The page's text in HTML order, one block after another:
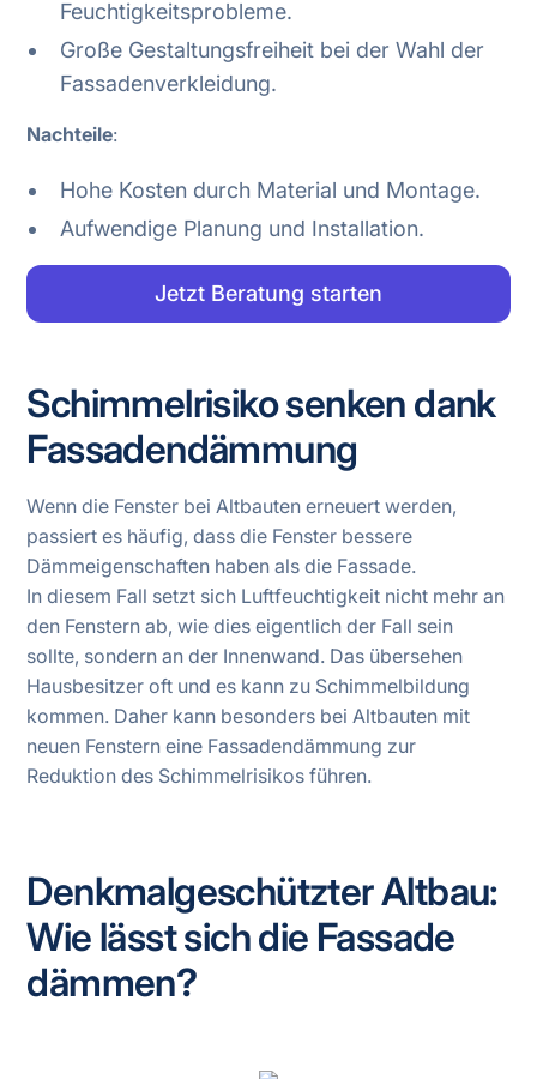
Feuchtigkeitsprobleme.
Große Gestaltungsfreiheit bei der Wahl der
Fassadenverkleidung.
Nachteile:
Hohe Kosten durch Material und Montage.
Aufwendige Planung und Installation.
Jetzt Beratung starten
Schimmelrisiko senken dank
Fassadendämmung
Wenn die Fenster bei Altbauten erneuert werden,
passiert es häufig, dass die Fenster bessere
Dämmeigenschaften haben als die Fassade.
In diesem Fall setzt sich Luftfeuchtigkeit nicht mehr an
den Fenstern ab, wie dies eigentlich der Fall sein
sollte, sondern an der Innenwand. Das übersehen
Hausbesitzer oft und es kann zu Schimmelbildung
kommen. Daher kann besonders bei Altbauten mit
neuen Fenstern eine Fassadendämmung zur
Reduktion des Schimmelrisikos führen.
Denkmalgeschützter Altbau:
Wie lässt sich die Fassade
dämmen?